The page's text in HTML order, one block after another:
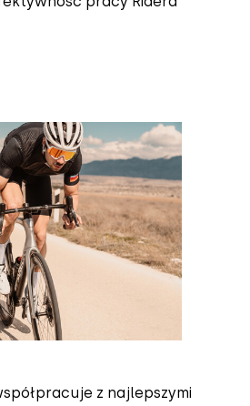
z najlepszymi